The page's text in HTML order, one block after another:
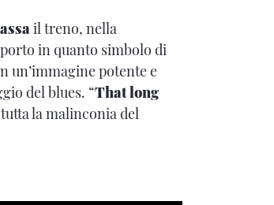
il treno, nella
in quanto simbolo di
un’immagine potente e
del blues. “That long
la malinconia del